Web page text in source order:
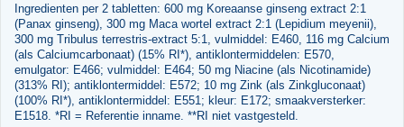
Ingredienten per 2 tabletten: 600 mg Koreaanse ginseng extract 2:1
(Panax ginseng), 300 mg Maca wortel extract 2:1 (Lepidium meyenii),
300 mg Tribulus terrestris-extract 5:1, vulmiddel: E460, 116 mg Calcium
(als Calciumcarbonaat) (15% RI*), antiklontermiddelen: E570,
emulgator: E466; vulmiddel: E464; 50 mg Niacine (als Nicotinamide)
(313% RI); antiklontermiddel: E572; 10 mg Zink (als Zinkgluconaat)
(100% RI*), antiklontermiddel: E551; kleur: E172; smaakversterker:
E1518. *RI = Referentie inname. **RI niet vastgesteld.